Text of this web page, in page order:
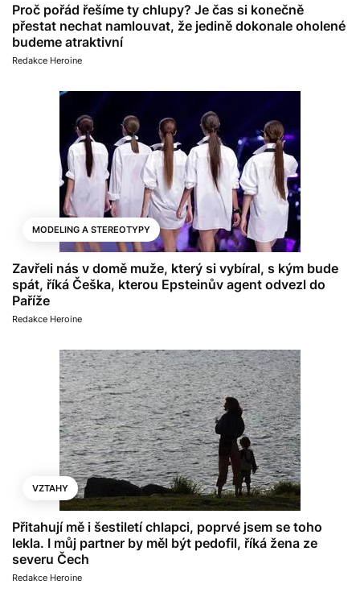
Proč pořád řešíme ty chlupy? Je čas si konečně
přestat nechat namlouvat, že jedině dokonale oholené
budeme atraktivní
Redakce Heroine
MODELING A STEREOTYPY
Zavřeli nás v domě muže, který si vybíral, s kým bude
spát, říká Češka, kterou Epsteinův agent odvezl do
Paříže
Redakce Heroine
VZTAHY
Přitahují mě i šestiletí chlapci, poprvé jsem se toho
lekla. I můj partner by měl být pedofil, říká žena ze
severu Čech
Redakce Heroine